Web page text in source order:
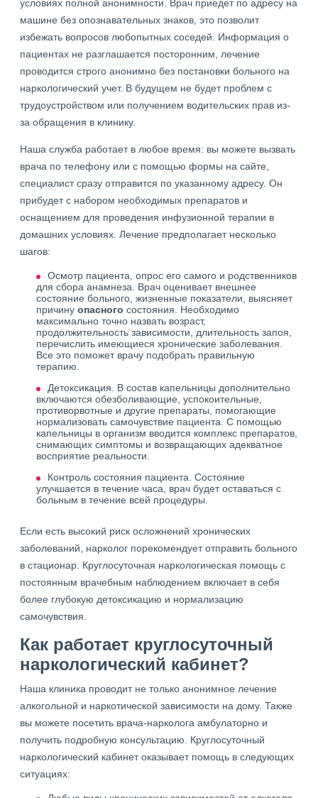
условиях полной анонимности. Врач приедет по адресу на
машине без опознавательных знаков, это позволит
избежать вопросов любопытных соседей. Информация о
пациентах не разглашается посторонним, лечение
проводится строго анонимно без постановки больного на
наркологический учет. В будущем не будет проблем с
трудоустройством или получением водительских прав из-
за обращения в клинику.
Наша служба работает в любое время: вы можете вызвать
врача по телефону или с помощью формы на сайте,
специалист сразу отправится по указанному адресу. Он
прибудет с набором необходимых препаратов и
оснащением для проведения инфузионной терапии в
домашних условиях. Лечение предполагает несколько
шагов:
Осмотр пациента, опрос его самого и родственников
для сбора анамнеза. Врач оценивает внешнее
состояние больного, жизненные показатели, выясняет
причину опасного состояния. Необходимо
максимально точно назвать возраст,
продолжительность зависимости, длительность запоя,
перечислить имеющиеся хронические заболевания.
Все это поможет врачу подобрать правильную
терапию.
Детоксикация. В состав капельницы дополнительно
включаются обезболивающие, успокоительные,
противорвотные и другие препараты, помогающие
нормализовать самочувствие пациента. С помощью
капельницы в организм вводится комплекс препаратов,
снимающих симптомы и возвращающих адекватное
восприятие реальности.
Контроль состояния пациента. Состояние
улучшается в течение часа, врач будет оставаться с
больным в течение всей процедуры.
Если есть высокий риск осложнений хронических
заболеваний, нарколог порекомендует отправить больного
в стационар. Круглосуточная наркологическая помощь с
постоянным врачебным наблюдением включает в себя
более глубокую детоксикацию и нормализацию
самочувствия.
Как работает круглосуточный
наркологический кабинет?
Наша клиника проводит не только анонимное лечение
алкогольной и наркотической зависимости на дому. Также
вы можете посетить врача-нарколога амбулаторно и
получить подробную консультацию. Круглосуточный
наркологический кабинет оказывает помощь в следующих
ситуациях: